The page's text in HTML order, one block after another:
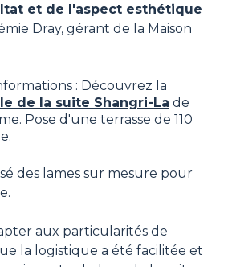
et de l'aspect esthétique
Dray, gérant de la Maison
: Découvrez la
de la suite Shangri-La de
Pose d'une terrasse de 110
des lames sur mesure pour
aux particularités de
la logistique a été facilitée et